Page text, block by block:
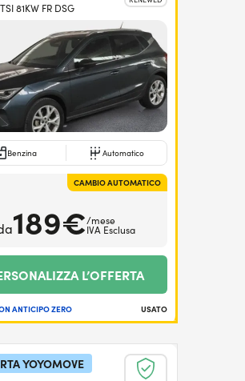
81KW FR DSG
Benzina Automatico
CAMBIO AUTOMATICO
189€/mese
IVA Esclusa
L’OFFERTA
ANTICIPO ZERO USATO
YOYOMOVE